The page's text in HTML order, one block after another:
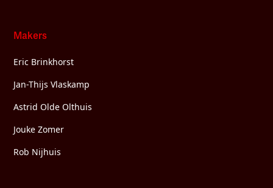
Makers
Eric Brinkhorst
Jan-Thijs Vlaskamp
Astrid Olde Olthuis
Jouke Zomer
Rob Nijhuis